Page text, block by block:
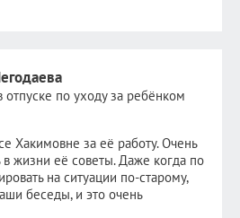
отложились рекомендации
всем советам, но сердцу
было очень больно видеть
любимого человека. Но потом
стала снова видеть других
заблокированные страницы.
безразлично, но значительно
нравиться держать кого-то
по уходу за ребёнком
Хакимовне за её работу. Очень
в жизни её советы. Даже когда по
на ситуации по-старому,
беседы, и это очень